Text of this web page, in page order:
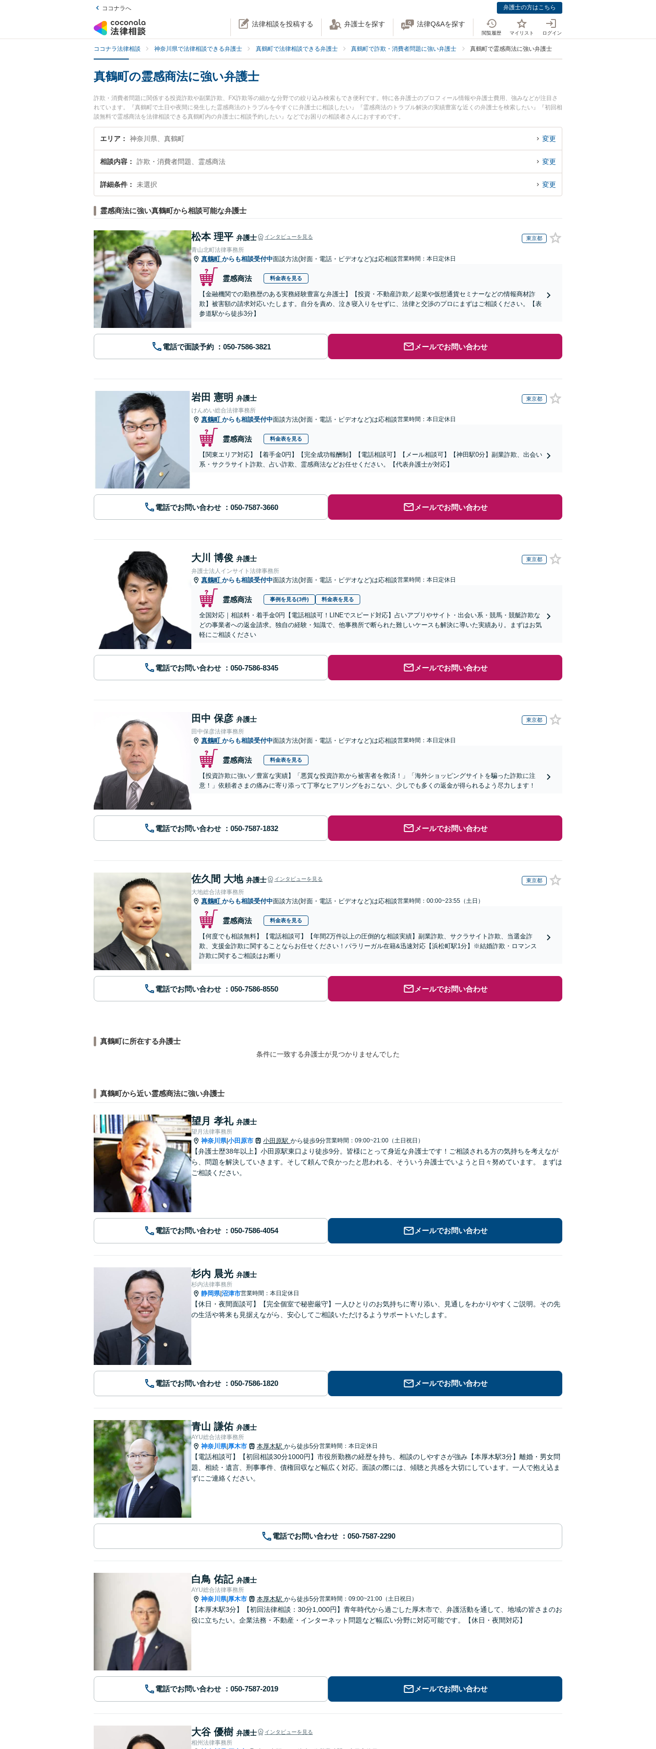
ココナラへ 弁護士の方はこちら
法律相談を投稿する 弁護士を探す 法律Q&Aを探す
閲覧履歴 マイリスト ログイン
ココナラ法律相談 神奈川県で法律相談できる弁護士 真鶴町で法律相談できる弁護士 真鶴町で詐欺・消費者問題に強い弁護士 真鶴町で霊感商法に強い弁護士
真鶴町の霊感商法に強い弁護士
詐欺・消費者問題に関係する投資詐欺や副業詐欺、FX詐欺等の細かな分野での絞り込み検索もでき便利です。特に各弁護士のプロフィール情報や弁護士費用、強みなどが注目さ
れています。『真鶴町で土日や夜間に発生した霊感商法のトラブルを今すぐに弁護士に相談したい』『霊感商法のトラブル解決の実績豊富な近くの弁護士を検索したい』『初回相
談無料で霊感商法を法律相談できる真鶴町内の弁護士に相談予約したい』などでお困りの相談者さんにおすすめです。
エリア 神奈川県、真鶴町 変更
相談内容 詐欺・消費者問題、霊感商法 変更
詳細条件 未選択 変更
霊感商法に強い真鶴町から相談可能な弁護士
松本 理平 弁護士 インタビューを見る 東京都
青山北町法律事務所
真鶴町 からも相談受付中面談方法(対面・電話・ビデオなど)は応相談営業時間：本日定休日
霊感商法 料金表を見る
【金融機関での勤務歴のある実務経験豊富な弁護士】【投資・不動産詐欺／起業や仮想通貨セミナーなどの情報商材詐
欺】被害額の請求対応いたします。自分を責め、泣き寝入りをせずに、法律と交渉のプロにまずはご相談ください。【表
参道駅から徒歩3分】
電話で面談予約 メールでお問い合わせ
岩田 憲明 弁護士 東京都
けんめい総合法律事務所
真鶴町 からも相談受付中面談方法(対面・電話・ビデオなど)は応相談営業時間：本日定休日
霊感商法 料金表を見る
【関東エリア対応】【着手金0円】【完全成功報酬制】【電話相談可】【メール相談可】【神田駅0分】副業詐欺、出会い
系・サクラサイト詐欺、占い詐欺、霊感商法などお任せください。【代表弁護士が対応】
電話でお問い合わせ メールでお問い合わせ
大川 博俊 弁護士 東京都
弁護士法人インサイト法律事務所
真鶴町 からも相談受付中面談方法(対面・電話・ビデオなど)は応相談営業時間：本日定休日
霊感商法 事例を見る(3件) 料金表を見る
全国対応｜相談料・着手金0円【電話相談可！LINEでスピード対応】占いアプリやサイト・出会い系・競馬・競艇詐欺な
どの事業者への返金請求。独自の経験・知識で、他事務所で断られた難しいケースも解決に導いた実績あり。まずはお気
軽にご相談ください
電話でお問い合わせ メールでお問い合わせ
田中 保彦 弁護士 東京都
田中保彦法律事務所
真鶴町 からも相談受付中面談方法(対面・電話・ビデオなど)は応相談営業時間：本日定休日
霊感商法 料金表を見る
【投資詐欺に強い／豊富な実績】「悪質な投資詐欺から被害者を救済！」「海外ショッピングサイトを騙った詐欺に注
意！」依頼者さまの痛みに寄り添って丁寧なヒアリングをおこない、少しでも多くの返金が得られるよう尽力します！
電話でお問い合わせ メールでお問い合わせ
佐久間 大地 弁護士 インタビューを見る 東京都
大地総合法律事務所
真鶴町 からも相談受付中面談方法(対面・電話・ビデオなど)は応相談営業時間：00:00~23:55（土日）
霊感商法 料金表を見る
【何度でも相談無料】【電話相談可】【年間2万件以上の圧倒的な相談実績】副業詐欺、サクラサイト詐欺、当選金詐
欺、支援金詐欺に関することならお任せください！パラリーガル在籍&迅速対応【浜松町駅1分】※結婚詐欺・ロマンス
詐欺に関するご相談はお断り
電話でお問い合わせ メールでお問い合わせ
真鶴町に所在する弁護士
条件に一致する弁護士が見つかりませんでした
真鶴町から近い霊感商法に強い弁護士
望月 孝礼 弁護士
望月法律事務所
神奈川県|小田原市 小田原駅 から徒歩9分営業時間：09:00~21:00（土日祝日）
【弁護士歴38年以上】小田原駅東口より徒歩9分。皆様にとって身近な弁護士です！ご相談される方の気持ちを考えなが
ら、問題を解決していきます。そして頼んで良かったと思われる、そういう弁護士でいようと日々努めています。 まずは
ご相談ください。
電話でお問い合わせ メールでお問い合わせ
杉内 晨光 弁護士
杉内法律事務所
静岡県|沼津市営業時間：本日定休日
【休日・夜間面談可】【完全個室で秘密厳守】一人ひとりのお気持ちに寄り添い、見通しをわかりやすくご説明。その先
の生活や将来も見据えながら、安心してご相談いただけるようサポートいたします。
電話でお問い合わせ メールでお問い合わせ
青山 謙佑 弁護士
AYU総合法律事務所
神奈川県| 厚木市 本厚木駅 から徒歩5分営業時間：本日定休日
【電話相談可】【初回相談30分1000円】市役所勤務の経歴を持ち、相談のしやすさが強み【本厚木駅3分】離婚・男女問
題、相続・遺言、刑事事件、債権回収など幅広く対応。面談の際には、傾聴と共感を大切にしています。一人で抱え込ま
ずにご連絡ください。
電話でお問い合わせ
白鳥 佑記 弁護士
AYU総合法律事務所
神奈川県| 厚木市 本厚木駅 から徒歩5分営業時間：09:00~21:00（土日祝日）
【本厚木駅3分】【初回法律相談：30分1,000円】青年時代から過ごした厚木市で、弁護活動を通して、地域の皆さまのお
役に立ちたい。企業法務・不動産・インターネット問題など幅広い分野に対応可能です。【休日・夜間対応】
電話でお問い合わせ メールでお問い合わせ
大谷 優樹 弁護士 インタビューを見る
相州法律事務所